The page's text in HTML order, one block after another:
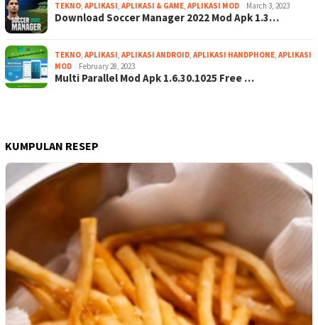
TEKNO, APLIKASI, APLIKASI & GAME, APLIKASI MOD March 3, 2023
Download Soccer Manager 2022 Mod Apk 1.3…
TEKNO, APLIKASI, APLIKASI ANDROID, APLIKASI HANDPHONE, APLIKASI
MOD
February 28, 2023
Multi Parallel Mod Apk 1.6.30.1025 Free …
KUMPULAN RESEP